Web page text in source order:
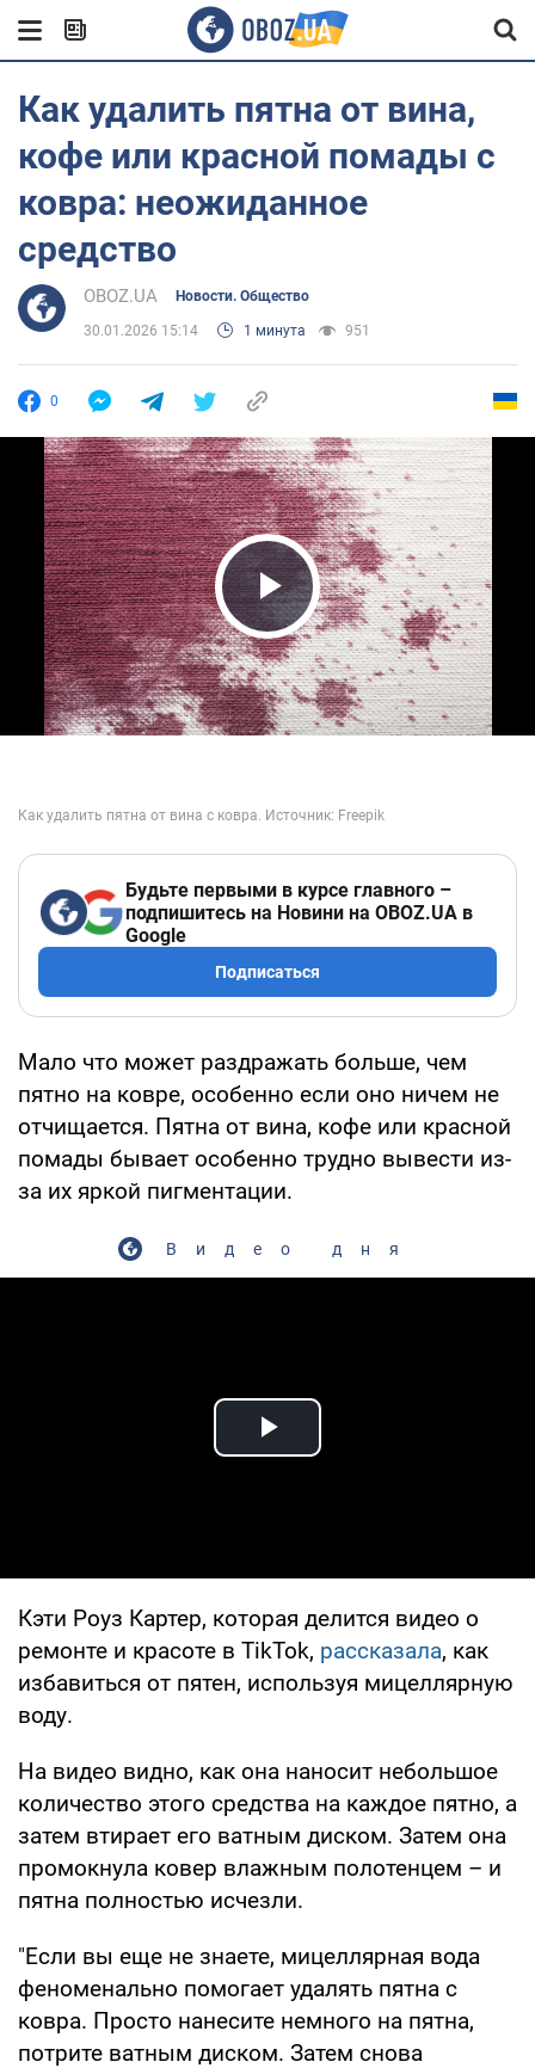
Как удалить пятна от вина,
кофе или красной помады с
ковра: неожиданное
средство
OBOZ.UA Новости. Общество
30.01.2026 15:14 1 минута 951
0
Play Video
Будьте первыми в курсе главного –
подпишитесь на Новини на OBOZ.UA в
Google
Подписаться
Мало что может раздражать больше, чем
пятно на ковре, особенно если оно ничем не
отчищается. Пятна от вина, кофе или красной
помады бывает особенно трудно вывести из-
за их яркой пигментации.
Видео дня
Play Video
Кэти Роуз Картер, которая делится видео о
ремонте и красоте в TikTok, рассказала, как
избавиться от пятен, используя мицеллярную
воду.
На видео видно, как она наносит небольшое
количество этого средства на каждое пятно, а
затем втирает его ватным диском. Затем она
промокнула ковер влажным полотенцем – и
пятна полностью исчезли.
"Если вы еще не знаете, мицеллярная вода
феноменально помогает удалять пятна с
ковра. Просто нанесите немного на пятна,
потрите ватным диском. Затем снова